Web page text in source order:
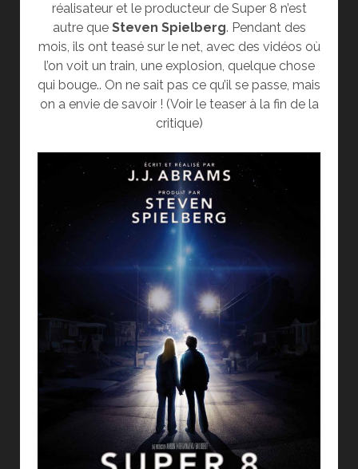
réalisateur et le producteur de Super 8 n’est
autre que Steven Spielberg. Pendant des
mois, ils ont teasé sur le net, avec des vidéos où
l’on voit un train, une explosion, quelque chose
qui bouge.. On ne sait pas ce qu’il se passe, mais
on a envie de savoir ! (Voir le teaser à la fin de la
critique)